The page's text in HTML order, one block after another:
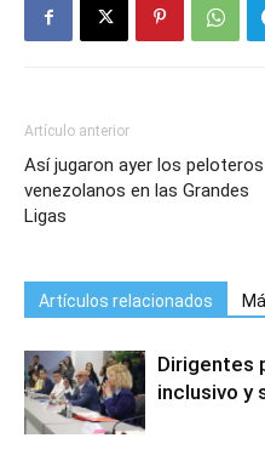
Artículo anterior
Así jugaron ayer los peloteros
venezolanos en las Grandes
Ligas
Artículos relacionados
Dirigentes
inclusivo y